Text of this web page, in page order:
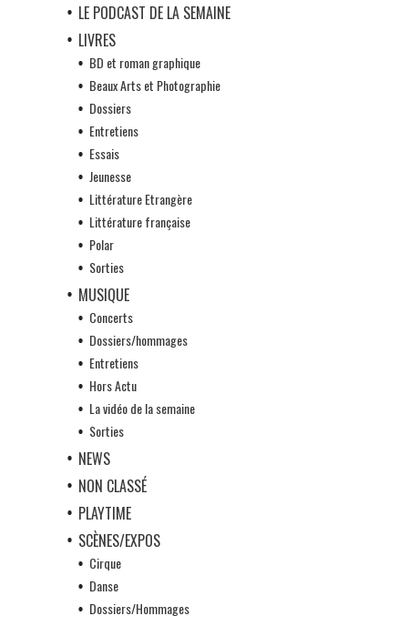
LE PODCAST DE LA SEMAINE
LIVRES
BD et roman graphique
Beaux Arts et Photographie
Dossiers
Entretiens
Essais
Jeunesse
Littérature Etrangère
Littérature française
Polar
Sorties
MUSIQUE
Concerts
Dossiers/hommages
Entretiens
Hors Actu
La vidéo de la semaine
Sorties
NEWS
NON CLASSÉ
PLAYTIME
SCÈNES/EXPOS
Cirque
Danse
Dossiers/Hommages